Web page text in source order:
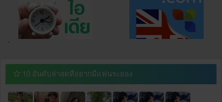
¯
10 อันดับล่าสุดที่อยากมีแฟนระยอง